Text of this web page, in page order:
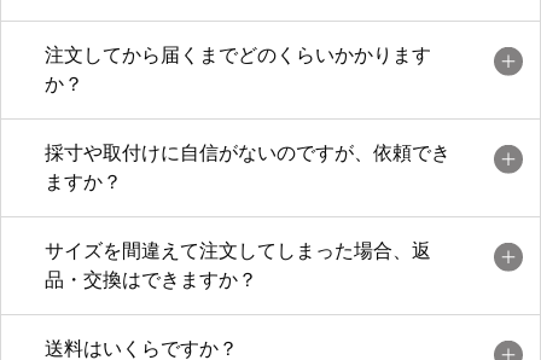
注文してから届くまでどのくらいかかります
か？
採寸や取付けに自信がないのですが、依頼でき
ますか？
サイズを間違えて注文してしまった場合、返
品・交換はできますか？
送料はいくらですか？